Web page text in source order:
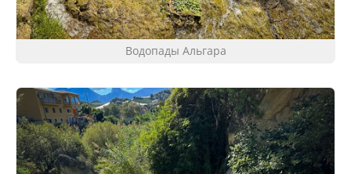
Водопады Альгара